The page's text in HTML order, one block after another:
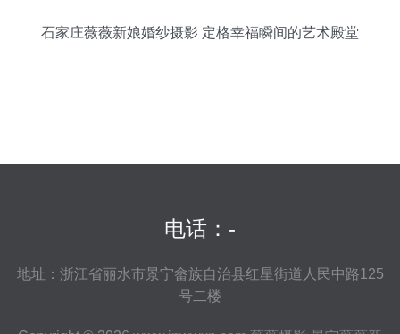
石家庄薇薇新娘婚纱摄影 定格幸福瞬间的艺术殿堂
电话：-
地址：浙江省丽水市景宁畲族自治县红星街道人民中路125
号二楼